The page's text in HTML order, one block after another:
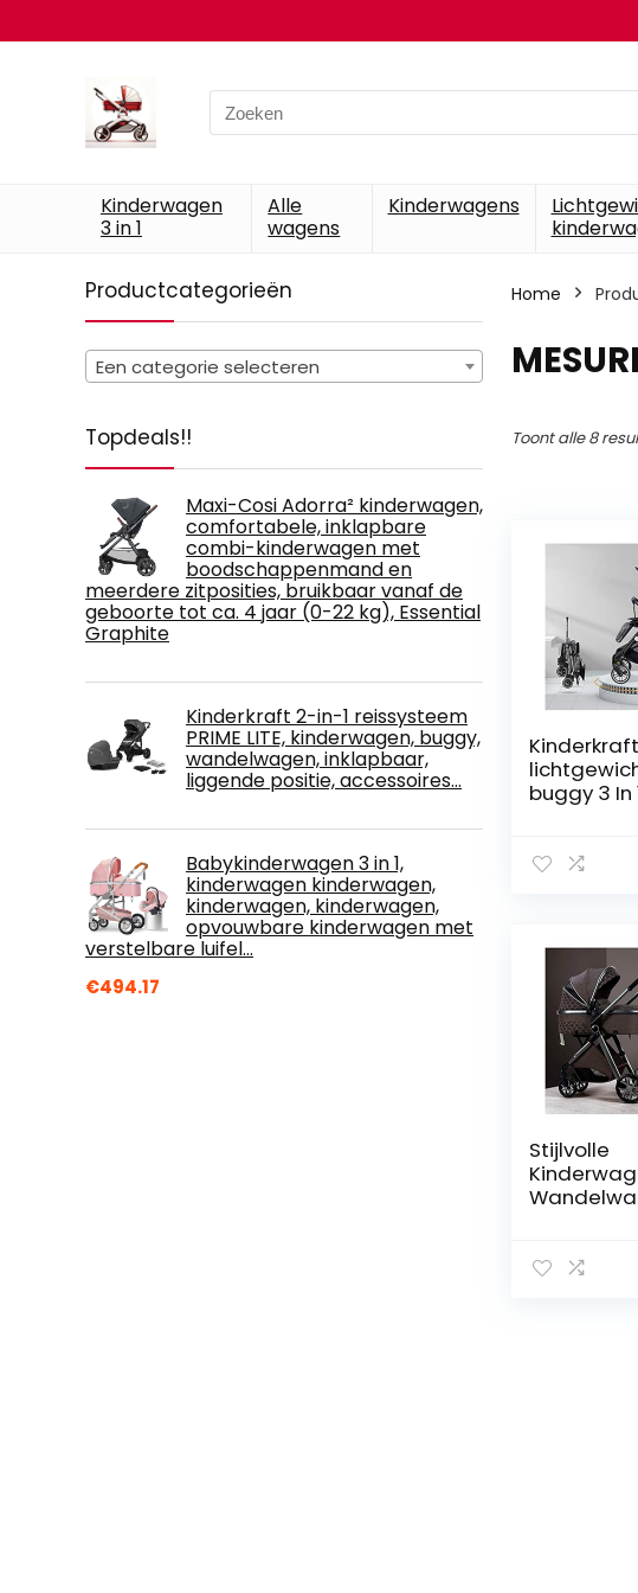
Search
for:
Kinderwagen
3 in 1
Alle
wagens
Kinderwagens
Productcategorieën
Een categorie selecteren
Topdeals!!
Maxi-Cosi Adorra² kinderwagen,
comfortabele, inklapbare
combi-kinderwagen met
boodschappenmand en
meerdere zitposities, bruikbaar vanaf de
geboorte tot ca. 4 jaar (0-22 kg), Essential
Graphite
Kinderkraft 2-in-1 reissysteem
PRIME LITE, kinderwagen, buggy,
wandelwagen, inklapbaar,
liggende positie, accessoires…
Babykinderwagen 3 in 1,
kinderwagen kinderwagen,
kinderwagen, kinderwagen,
opvouwbare kinderwagen met
verstelbare luifel…
€494.17
Home
Toont alle 8
Kinderkraft
buggy 3 In
Stijlvolle
extra